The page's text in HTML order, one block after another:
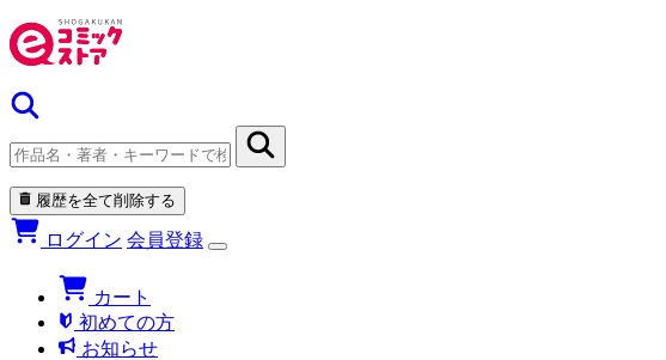
履歴を全て削除する
ログイン 会員登録
カート
初めての方
お知らせ